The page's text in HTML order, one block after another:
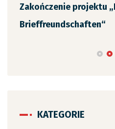
Zakończenie projektu
Brieffreundschaften“
KATEGORIE